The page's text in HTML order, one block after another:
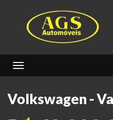
Toggle navigation
Volkswagen -